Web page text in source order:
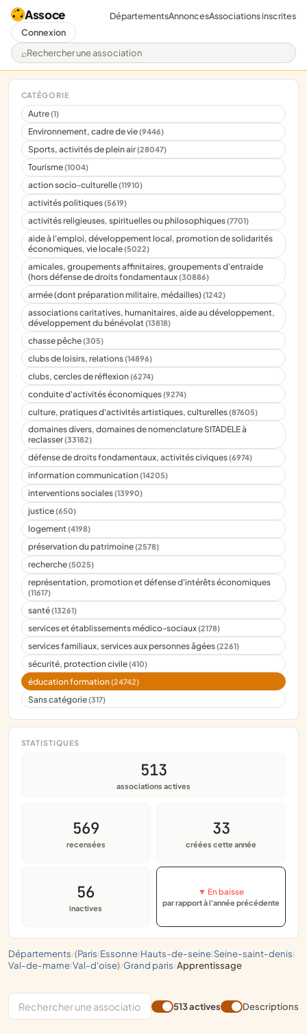
Assoce
Rechercher une association
DépartementsAnnoncesAssociations inscrites
Connexion
départements/( paris| essonne| hauts-de-seine| seine-saint-denis|
val-de-marne| val-d'oise)/ grand paris/ apprentissage
CATÉGORIE
Autre(1)
Environnement, cadre de vie(9446)
Sports, activités de plein air(28047)
Tourisme(1004)
action socio-culturelle(11910)
activités politiques(5619)
activités religieuses, spirituelles ou philosophiques(7701)
aide à l'emploi, développement local, promotion de solidarités
économiques, vie locale(5022)
amicales, groupements affinitaires, groupements d'entraide
(hors défense de droits fondamentaux(30886)
armée (dont préparation militaire, médailles)(1242)
associations caritatives, humanitaires, aide au développement,
développement du bénévolat(13818)
chasse pêche(305)
clubs de loisirs, relations(14896)
clubs, cercles de réflexion(6274)
conduite d'activités économiques(9274)
culture, pratiques d'activités artistiques, culturelles(87605)
domaines divers, domaines de nomenclature SITADELE à
reclasser(33182)
défense de droits fondamentaux, activités civiques(6974)
information communication(14205)
interventions sociales(13990)
justice(650)
logement(4198)
préservation du patrimoine(2578)
recherche(5025)
représentation, promotion et défense d'intérêts économiques
(11617)
santé(13261)
services et établissements médico-sociaux(2178)
services familiaux, services aux personnes âgées(2261)
sécurité, protection civile(410)
éducation formation(24742)
Sans catégorie(317)
STATISTIQUES
513
associations actives
569
recensées
33
créées cette année
56
inactives
▼ En baisse
par rapport à l'année précédente
513 actives Descriptions